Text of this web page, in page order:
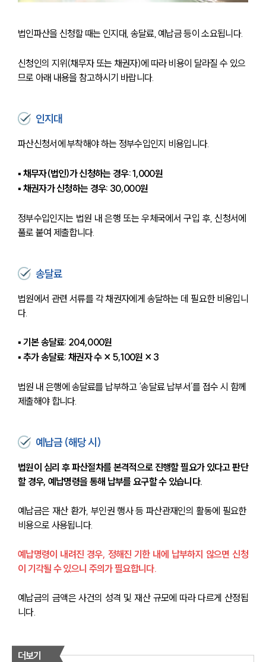
법인파산을 신청할 때는 인지대, 송달료, 예납금 등이 소요됩니다.
신청인의 지위(채무자 또는 채권자)에 따라 비용이 달라질 수 있으
므로 아래 내용을 참고하시기 바랍니다.
인지대
파산신청서에 부착해야 하는 정부수입인지 비용입니다.
▪ 채무자(법인)가 신청하는 경우: 1,000원
▪ 채권자가 신청하는 경우: 30,000원
정부수입인지는 법원 내 은행 또는 우체국에서 구입 후, 신청서에
풀로 붙여 제출합니다.
송달료
법원에서 관련 서류를 각 채권자에게 송달하는 데 필요한 비용입니
다.
▪ 기본 송달료: 204,000원
▪ 추가 송달료: 채권자 수 × 5,100원 × 3
법원 내 은행에 송달료를 납부하고 ‘송달료 납부서’를 접수 시 함께
제출해야 합니다.
예납금 (해당 시)
법원이 심리 후 파산절차를 본격적으로 진행할 필요가 있다고 판단
할 경우, 예납명령을 통해 납부를 요구할 수 있습니다.
예납금은 재산 환가, 부인권 행사 등 파산관재인의 활동에 필요한
비용으로 사용됩니다.
예납명령이 내려진 경우, 정해진 기한 내에 납부하지 않으면 신청
이 기각될 수 있으니 주의가 필요합니다.
예납금의 금액은 사건의 성격 및 재산 규모에 따라 다르게 산정됩
니다.
더보기